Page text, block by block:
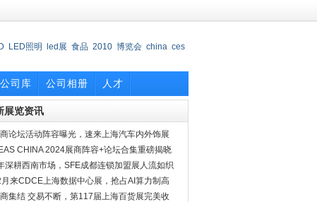
LED照明 led展 食品 2010 博览会 china ces
公司库 公司相册 人才
展览资讯
论坛活动阵容曝光，速来上海汽车内外饰展
究竟CHINA 2024展商阵容+论坛合集重磅揭晓
深耕西南市场，SFE成都连锁加盟展人流如织
月来CDCE上海数据中心展，抢占AI算力制高
集结 交易不断，第117届上海百货展完美收